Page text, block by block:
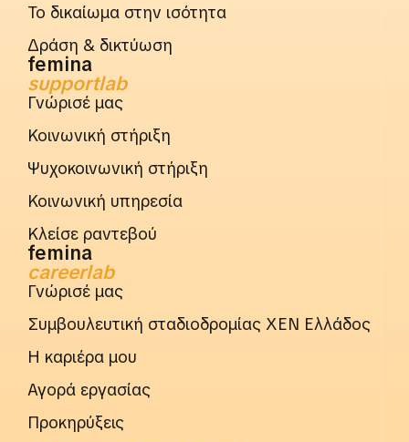
Το δικαίωμα στην ισότητα
Δράση & δικτύωση
femina
supportlab
Γνώρισέ μας
Κοινωνική στήριξη
Ψυχοκοινωνική στήριξη
Κοινωνική υπηρεσία
Κλείσε ραντεβού
femina
careerlab
Γνώρισέ μας
Συμβουλευτική σταδιοδρομίας ΧΕΝ Ελλάδος
Η καριέρα μου
Αγορά εργασίας
Προκηρύξεις